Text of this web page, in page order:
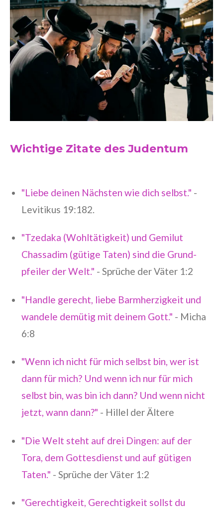
Wichtige Zitate des Judentum
"Liebe deinen Nächsten wie dich selbst." -
Levitikus 19:182.
"Tzedaka (Wohltätigkeit) und Gemilut
Chassadim (gütige Taten) sind die Grund-
pfeiler der Welt." - Sprüche der Väter 1:2
"Handle gerecht, liebe Barmherzigkeit und
wandele demütig mit deinem Gott." - Micha
6:8
"Wenn ich nicht für mich selbst bin, wer ist
dann für mich? Und wenn ich nur für mich
selbst bin, was bin ich dann? Und wenn nicht
jetzt, wann dann?" - Hillel der Ältere
"Die Welt steht auf drei Dingen: auf der
Tora, dem Gottesdienst und auf gütigen
Taten." - Sprüche der Väter 1:2
"Gerechtigkeit, Gerechtigkeit sollst du